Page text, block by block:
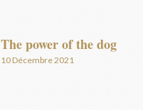
The power of the dog
10 Décembre 2021